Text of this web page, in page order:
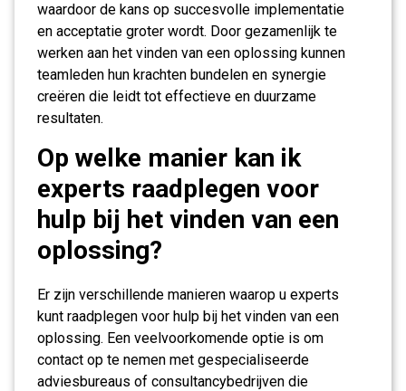
waardoor de kans op succesvolle implementatie
en acceptatie groter wordt. Door gezamenlijk te
werken aan het vinden van een oplossing kunnen
teamleden hun krachten bundelen en synergie
creëren die leidt tot effectieve en duurzame
resultaten.
Op welke manier kan ik
experts raadplegen voor
hulp bij het vinden van een
oplossing?
Er zijn verschillende manieren waarop u experts
kunt raadplegen voor hulp bij het vinden van een
oplossing. Een veelvoorkomende optie is om
contact op te nemen met gespecialiseerde
adviesbureaus of consultancybedrijven die